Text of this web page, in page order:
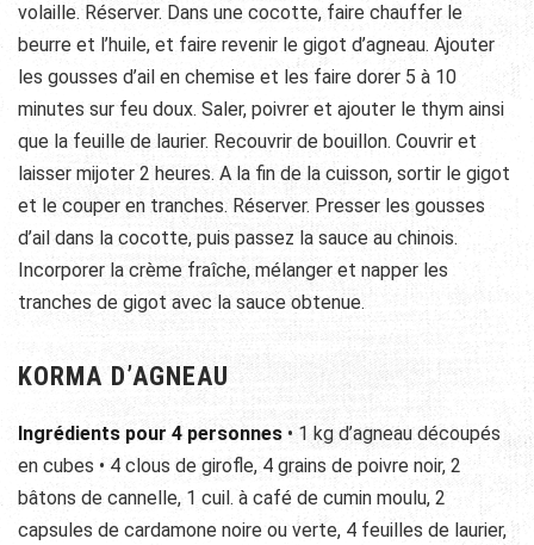
volaille. Réserver. Dans une cocotte, faire chauffer le
beurre et l’huile, et faire revenir le gigot d’agneau. Ajouter
les gousses d’ail en chemise et les faire dorer 5 à 10
minutes sur feu doux. Saler, poivrer et ajouter le thym ainsi
que la feuille de laurier. Recouvrir de bouillon. Couvrir et
laisser mijoter 2 heures. A la fin de la cuisson, sortir le gigot
et le couper en tranches. Réserver. Presser les gousses
d’ail dans la cocotte, puis passez la sauce au chinois.
Incorporer la crème fraîche, mélanger et napper les
tranches de gigot avec la sauce obtenue.
KORMA D’AGNEAU
Ingrédients pour 4 personnes • 1 kg d’agneau découpés
en cubes • 4 clous de girofle, 4 grains de poivre noir, 2
bâtons de cannelle, 1 cuil. à café de cumin moulu, 2
capsules de cardamone noire ou verte, 4 feuilles de laurier,